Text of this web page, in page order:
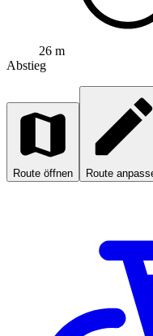
26 m
Abstieg
Route öffnen Route